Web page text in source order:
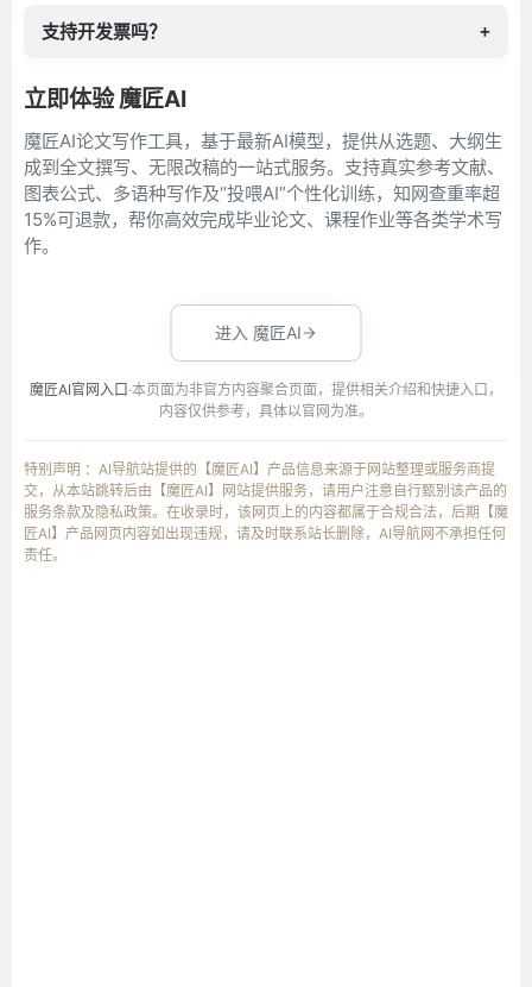
支持开发票吗？ +
立即体验 魔匠AI
魔匠AI论文写作工具，基于最新AI模型，提供从选题、大纲生
成到全文撰写、无限改稿的一站式服务。支持真实参考文献、
图表公式、多语种写作及“投喂AI”个性化训练，知网查重率超
15%可退款，帮你高效完成毕业论文、课程作业等各类学术写
作。
进入 魔匠AI
魔匠AI官网入口 ·本页面为非官方内容聚合页面，提供相关介绍和快捷入口，
内容仅供参考，具体以官网为准。
特别声明 ：AI导航站提供的【魔匠AI】产品信息来源于网站整理或服务商提
交，从本站跳转后由【魔匠AI】网站提供服务，请用户注意自行甄别该产品的
服务条款及隐私政策。在收录时，该网页上的内容都属于合规合法，后期【魔
匠AI】产品网页内容如出现违规，请及时联系站长删除，AI导航网不承担任何
责任。